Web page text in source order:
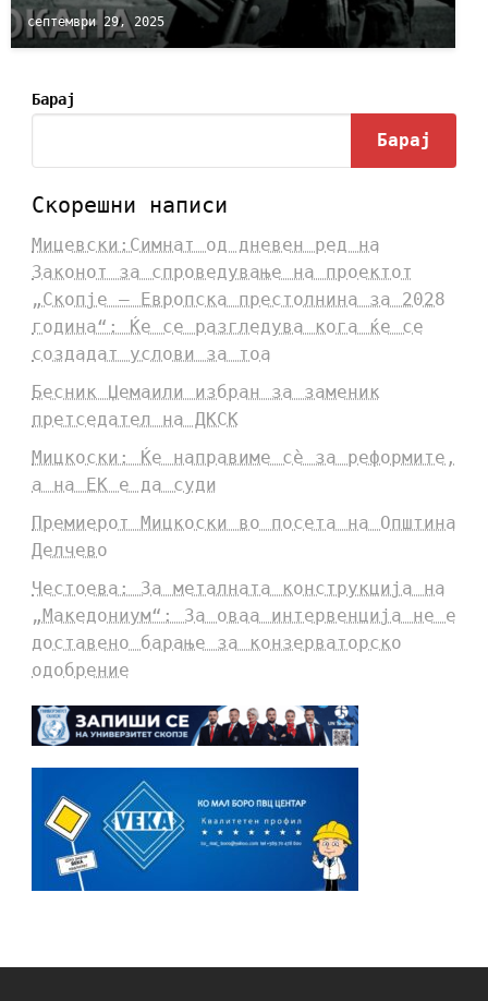
септември 29, 2025
Барај
Барај
Скорешни написи
Мицевски:Симнат од дневен ред на
Законот за спроведување на проектот
„Скопје – Европска престолнина за 2028
година“: Ќе се разгледува кога ќе се
создадат услови за тоа
Бесник Џемаили избран за заменик
претседател на ДКСК
Мицкоски: Ќе направиме сè за реформите,
а на ЕК е да суди
Премиерот Мицкоски во посета на Општина
Делчево
Честоева: За металната конструкција на
„Македониум“: За оваа интервенција не е
доставено барање за конзерваторско
одобрение